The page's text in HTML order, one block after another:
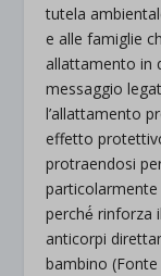
tutela
e alle famiglie
allattamento in
messaggio
l’allattamento
effetto
protraendosi
perché́ rinforza
anticorpi
bambino